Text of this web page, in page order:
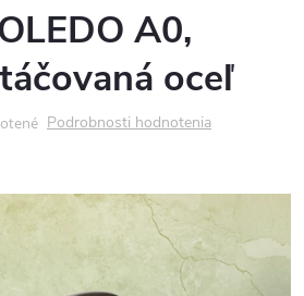
A0,
oceľ
Podrobnosti hodnotenia